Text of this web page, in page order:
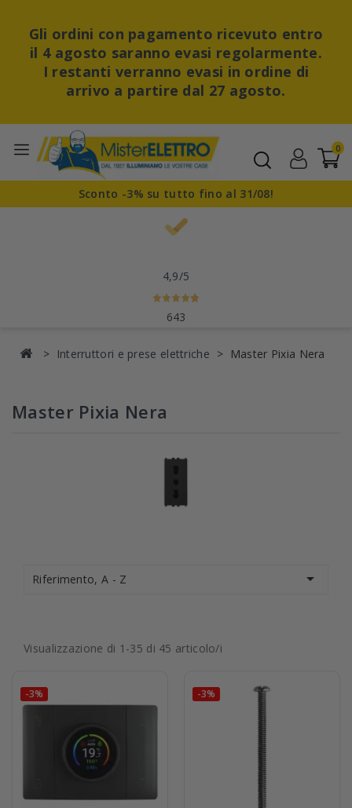
Gli ordini con pagamento ricevuto entro
il 4 agosto saranno evasi regolarmente.
I restanti verranno evasi in ordine di
arrivo a partire dal 27 agosto.
0
Sconto -3% su tutto fino al 31/08!
4,9/5
643
Interruttori e prese elettriche Master Pixia Nera
Master Pixia Nera
Riferimento, A - Z 
Visualizzazione di 1-35 di 45 articolo/i
-3% -3%